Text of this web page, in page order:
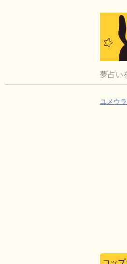
夢占い
ユメウ
コッ